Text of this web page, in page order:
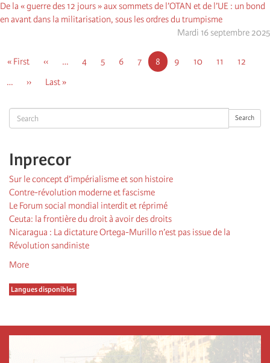
Search Search
Inprecor
Sur le concept d’impérialisme et son histoire
Contre-révolution moderne et fascisme
Le Forum social mondial interdit et réprimé
Ceuta: la frontière du droit à avoir des droits
Nicaragua : La dictature Ortega-Murillo n’est pas issue de la
Révolution sandiniste
More
Langues disponibles
De la « guerre des 12 jours » aux sommets de l’OTAN et de l’UE : un bond
en avant dans la militarisation, sous les ordres du trumpisme
Mardi 16 septembre 2025
First
« First
Page
‹‹ … Page
4 Page
5 Page
6 Page
7
Page
courante
8 Page
9 Page
10 Page
11 Page
12
…
Page
››
Dernière
Last »